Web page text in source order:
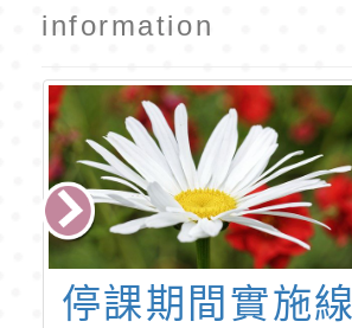
information
停課期間實施線